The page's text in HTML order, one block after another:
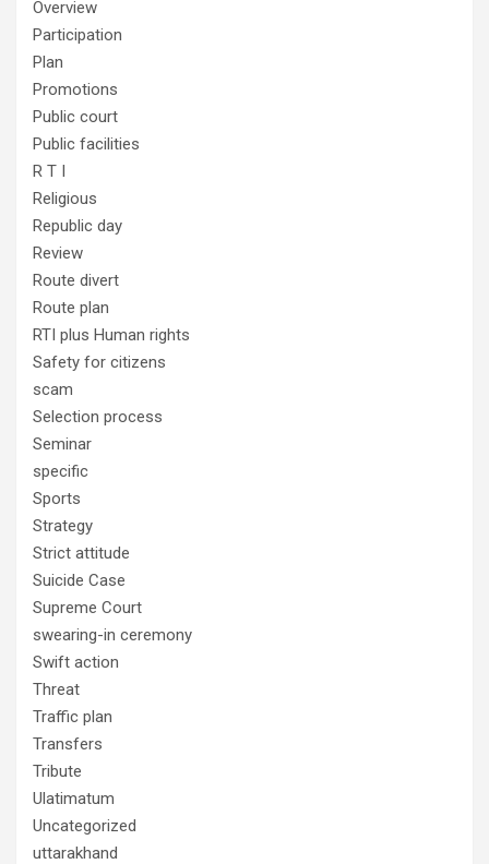
Overview
Participation
Plan
Promotions
Public court
Public facilities
R T I
Religious
Republic day
Review
Route divert
Route plan
RTI plus Human rights
Safety for citizens
scam
Selection process
Seminar
specific
Sports
Strategy
Strict attitude
Suicide Case
Supreme Court
swearing-in ceremony
Swift action
Threat
Traffic plan
Transfers
Tribute
Ulatimatum
Uncategorized
uttarakhand